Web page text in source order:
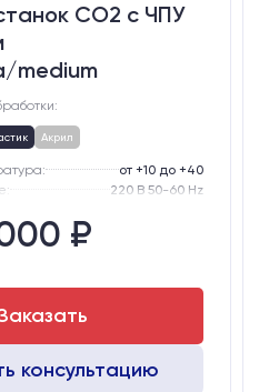
CO2 c ЧПУ
medium
Акрил
от +10 до +40
220 В 50-60 Hz
рабочего стола, мм:
Y:
₽
консультацию